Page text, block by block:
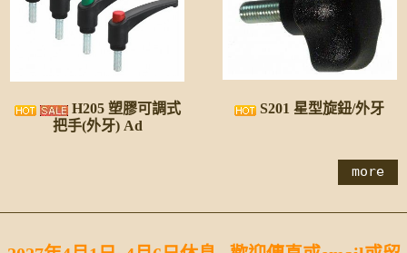
H205 塑膠可調式
把手(外牙) Ad
S201 星型旋鈕/外牙
more